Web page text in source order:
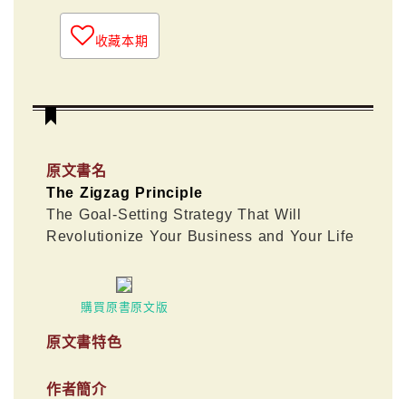
收藏本期
原文書名
The Zigzag Principle
The Goal-Setting Strategy That Will
Revolutionize Your Business and Your Life
購買原書原文版
原文書特色
作者簡介